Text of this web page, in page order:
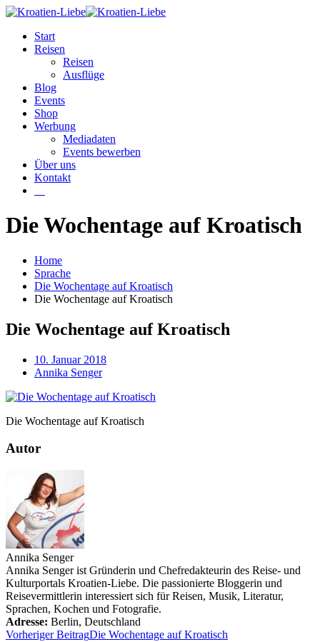
Start
Reisen
Reisen
Ausflüge
Blog
Events
Shop
Werbung
Mediadaten
Events bewerben
Über uns
Kontakt
Die Wochentage auf Kroatisch
Home
Sprache
Die Wochentage auf Kroatisch
Die Wochentage auf Kroatisch
Die Wochentage auf Kroatisch
10. Januar 2018
Annika Senger
Die Wochentage auf Kroatisch
Autor
Annika Senger
Annika Senger ist Gründerin und Chefredakteurin des Reise- und
Kulturportals Kroatien-Liebe. Die passionierte Bloggerin und
Reisevermittlerin interessiert sich für Reisen, Musik, Literatur,
Sprachen, Kochen und Fotografie.
Adresse: Berlin, Deutschland
Vorheriger BeitragDie Wochentage auf Kroatisch